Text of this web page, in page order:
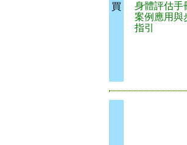
買
身體評估手
案例應用與
指引